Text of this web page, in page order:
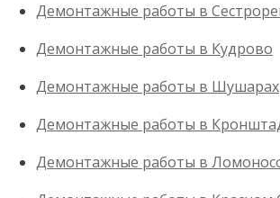
Демонтажные работы в
Демонтажные работы в Кудрово
Демонтажные работы в Шушарах
Демонтажные работы в
Демонтажные работы в